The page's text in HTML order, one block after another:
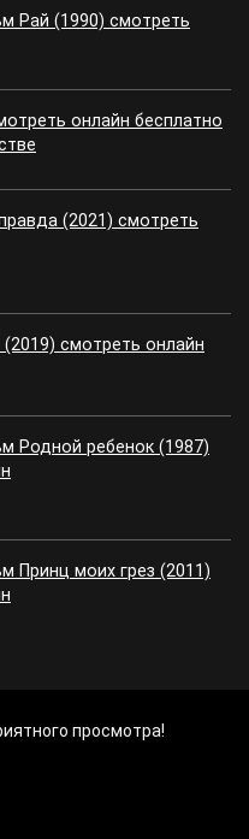
Рай (1990) смотреть
онлайн бесплатно
(2021) смотреть
(2019) смотреть онлайн
Родной ребенок (1987)
Принц моих грез (2011)
просмотра!